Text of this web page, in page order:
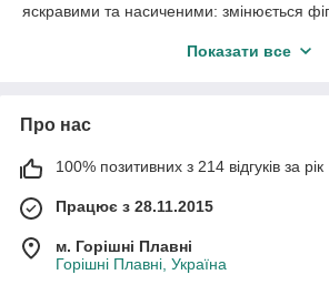
яскравими та насиченими: змінюється
щоб вам подарувати комфорт і красу в
мам!
дому, також вони підходять для
Комплекти нічна сорочка з
вагітних та годуючих
Показати все
Про нас
100% позитивних з 214 відгуків за рік
Працює з 28.11.2015
м. Горішні Плавні
Горішні Плавні, Україна